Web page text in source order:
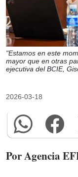
"Estamos en este
mayor que en otras
ejecutiva del BCIE,
2026-03-18
Por Agencia